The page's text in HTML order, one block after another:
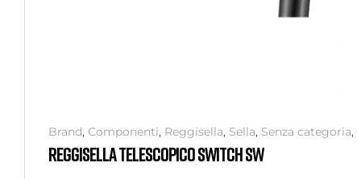
Brand, Componenti, Reggisella, Sella, Senza categoria,
REGGISELLA TELESCOPICO SWITCH SW